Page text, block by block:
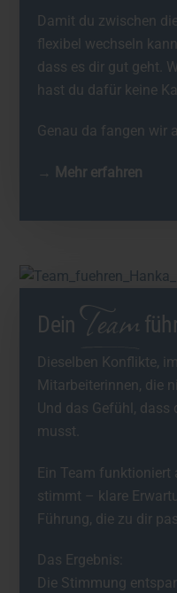
Damit du zwischen
flexibel wechseln
dass es dir gut geht.
hast du dafür keine
Genau da fangen wir
→ Mehr erfahren
Dein Team
Dieselben Konflikte,
Mitarbeiterinnen, die
Und das Gefühl, dass
musst.
Ein Team funktioniert
stimmt – klare
Führung, die zu dir
Das Ergebnis:
Die Stimmung